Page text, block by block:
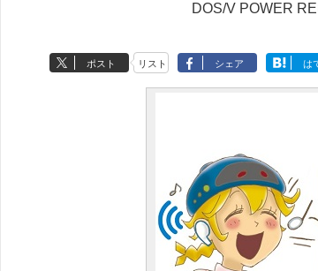
DOS/V POWER
ポスト リスト シェア は